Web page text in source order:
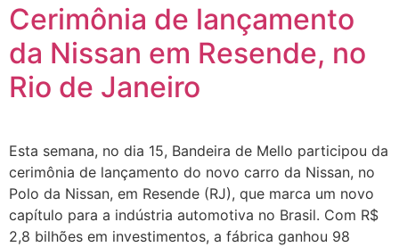
Cerimônia de lançamento
da Nissan em Resende, no
Rio de Janeiro
Esta semana, no dia 15, Bandeira de Mello participou da
cerimônia de lançamento do novo carro da Nissan, no
Polo da Nissan, em Resende (RJ), que marca um novo
capítulo para a indústria automotiva no Brasil. Com R$
2,8 bilhões em investimentos, a fábrica ganhou 98